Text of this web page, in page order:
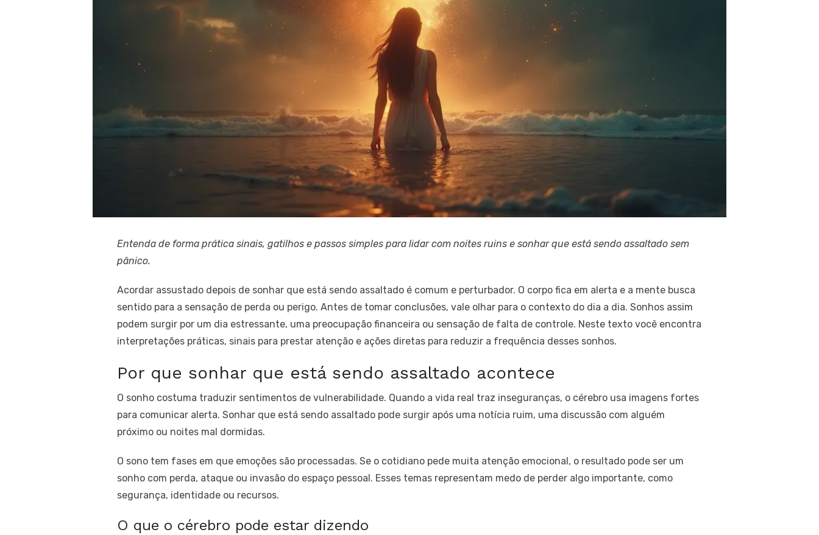
Entenda de forma prática sinais, gatilhos e passos simples para lidar com noites ruins e sonhar que está sendo assaltado sem
pânico.
Acordar assustado depois de sonhar que está sendo assaltado é comum e perturbador. O corpo fica em alerta e a mente busca
sentido para a sensação de perda ou perigo. Antes de tomar conclusões, vale olhar para o contexto do dia a dia. Sonhos assim
podem surgir por um dia estressante, uma preocupação financeira ou sensação de falta de controle. Neste texto você encontra
interpretações práticas, sinais para prestar atenção e ações diretas para reduzir a frequência desses sonhos.
Por que sonhar que está sendo assaltado acontece
O sonho costuma traduzir sentimentos de vulnerabilidade. Quando a vida real traz inseguranças, o cérebro usa imagens fortes
para comunicar alerta. Sonhar que está sendo assaltado pode surgir após uma notícia ruim, uma discussão com alguém
próximo ou noites mal dormidas.
O sono tem fases em que emoções são processadas. Se o cotidiano pede muita atenção emocional, o resultado pode ser um
sonho com perda, ataque ou invasão do espaço pessoal. Esses temas representam medo de perder algo importante, como
segurança, identidade ou recursos.
O que o cérebro pode estar dizendo